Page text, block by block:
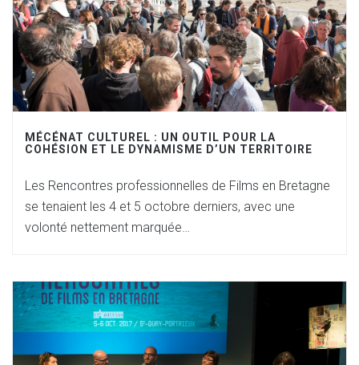
MÉCÉNAT CULTUREL : UN OUTIL POUR LA
COHÉSION ET LE DYNAMISME D’UN TERRITOIRE
Les Rencontres professionnelles de Films en Bretagne
se tenaient les 4 et 5 octobre derniers, avec une
volonté nettement marquée…